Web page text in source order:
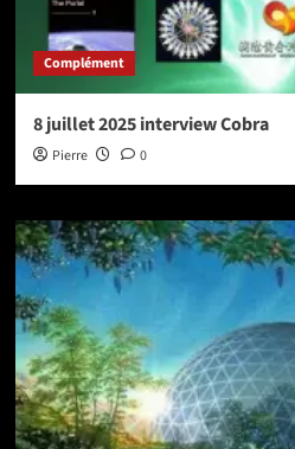
Complément
8 juillet 2025 interview Cobra
Pierre 0